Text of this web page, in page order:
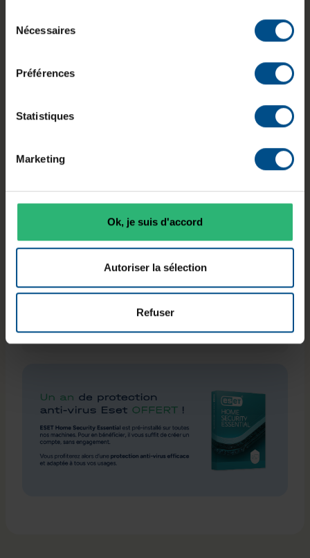
Nécessaires
Préférences
Statistiques
Marketing
Ok, je suis d'accord
Autoriser la sélection
Refuser
Stockage
DisplayPort,
VGA, RJ‑45
Connectivité
Système d’exploitation / fonctionnalités